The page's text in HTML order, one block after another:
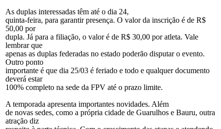
As duplas interessadas têm até o dia 24,
quinta-feira, para garantir presença. O valor da inscrição é de R$
50,00 por
dupla. Já para a filiação, o valor é de R$ 30,00 por atleta. Vale
lembrar que
apenas as duplas federadas no estado poderão disputar o evento.
Outro ponto
importante é que dia 25/03 é feriado e todo e qualquer documento
deverá estar
100% completo na sede da FPV até o prazo limite.
A temporada apresenta importantes novidades. Além
de novas sedes, como a própria cidade de Guarulhos e Bauru, outra
atração diz